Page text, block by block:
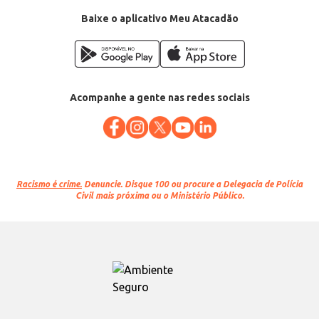
Baixe o aplicativo Meu Atacadão
Acompanhe a gente nas redes sociais
Racismo é crime. Denuncie. Disque 100 ou procure a Delegacia de Polícia
Civil mais próxima ou o Ministério Público.